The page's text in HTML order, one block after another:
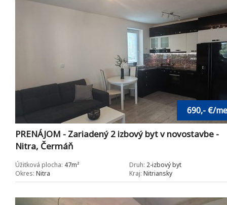
PRENÁJOM - Zariadený 2 izbový byt v novostavbe -
Nitra, Čermáň
690,- €/
Úžitková plocha: 47m² Druh: 2-izbový byt
Okres: Nitra Kraj: Nitriansky